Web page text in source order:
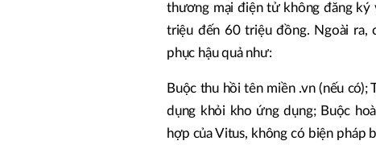
thương mại điện tử không đăng
triệu đến 60 triệu đồng. Ngoài ra,
phục hậu quả như:
Buộc thu hồi tên miền .vn (nếu
dụng khỏi kho ứng dụng; Buộc
hợp của Vitus, không có biện pháp